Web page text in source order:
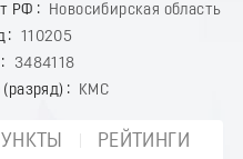
РФ
Новосибирская область
110205
3484118
КМС
РЕЙТИНГИ